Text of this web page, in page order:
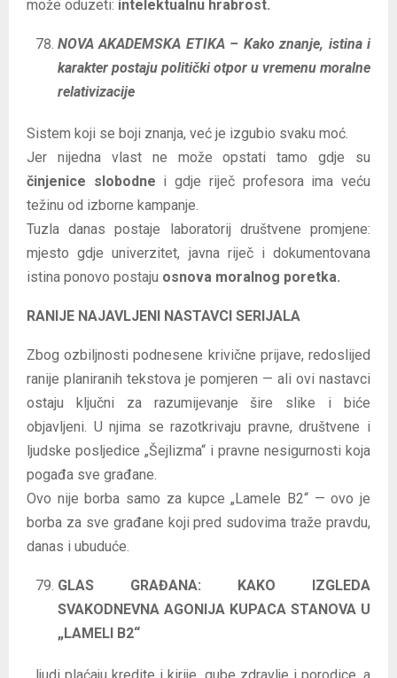
može oduzeti: intelektualnu hrabrost.
NOVA AKADEMSKA ETIKA – Kako znanje, istina i
karakter postaju politički otpor u vremenu moralne
relativizacije
Sistem koji se boji znanja, već je izgubio svaku moć.
Jer nijedna vlast ne može opstati tamo gdje su
činjenice slobodne i gdje riječ profesora ima veću
težinu od izborne kampanje.
Tuzla danas postaje laboratorij društvene promjene:
mjesto gdje univerzitet, javna riječ i dokumentovana
istina ponovo postaju osnova moralnog poretka.
RANIJE NAJAVLJENI NASTAVCI SERIJALA
Zbog ozbiljnosti podnesene krivične prijave, redoslijed
ranije planiranih tekstova je pomjeren — ali ovi nastavci
ostaju ključni za razumijevanje šire slike i biće
objavljeni. U njima se razotkrivaju pravne, društvene i
ljudske posljedice „Šejlizma“ i pravne nesigurnosti koja
pogađa sve građane.
Ovo nije borba samo za kupce „Lamele B2“ — ovo je
borba za sve građane koji pred sudovima traže pravdu,
danas i ubuduće.
GLAS GRAĐANA: KAKO IZGLEDA
SVAKODNEVNA AGONIJA KUPACA STANOVA U
„LAMELI B2“